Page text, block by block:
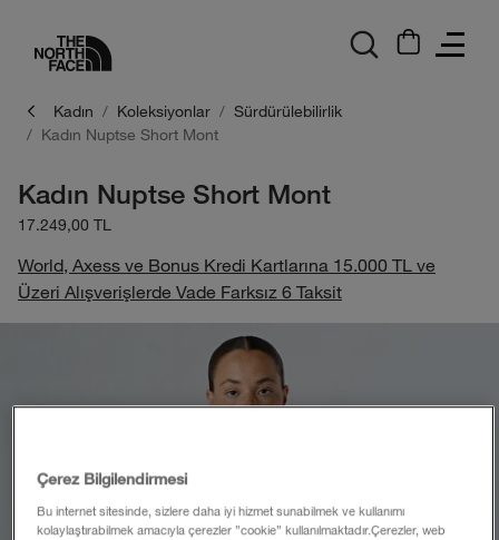
Kadın Koleksiyonlar
Sürdürülebilirlik
Kadın Nuptse Short Mont
Kadın Nuptse Short Mont
17.249,00 TL
World, Axess ve Bonus Kredi Kartlarına 15.000 TL ve
Üzeri Alışverişlerde Vade Farksız 6 Taksit
Çerez Bilgilendirmesi
Bu internet sitesinde, sizlere daha iyi hizmet sunabilmek ve kullanımı
kolaylaştırabilmek amacıyla çerezler ”cookie” kullanılmaktadır.Çerezler, web